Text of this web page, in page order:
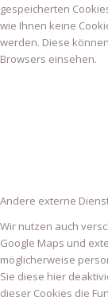
gespeicherten
wie Ihnen keine
werden. Diese
Browsers einsehen.
Andere externe
Wir nutzen auch
Google Maps und
möglicherweise
Sie diese hier
dieser Cookies die